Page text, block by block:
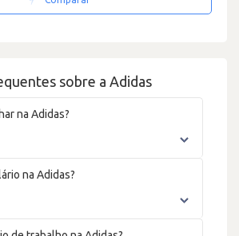
sobre a Adidas
na Adidas?
na Adidas?